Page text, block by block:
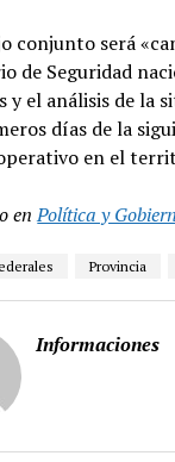
conjunto será
de Seguridad
y el análisis de la
días de la
en el
en Política y
Provincia
Informaciones